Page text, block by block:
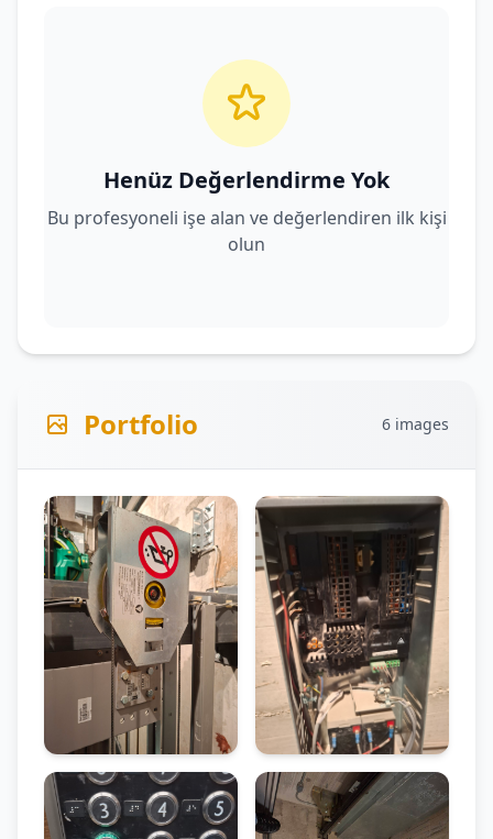
Henüz Değerlendirme Yok
Bu profesyoneli işe alan ve değerlendiren ilk kişi
olun
Portfolio 6 images